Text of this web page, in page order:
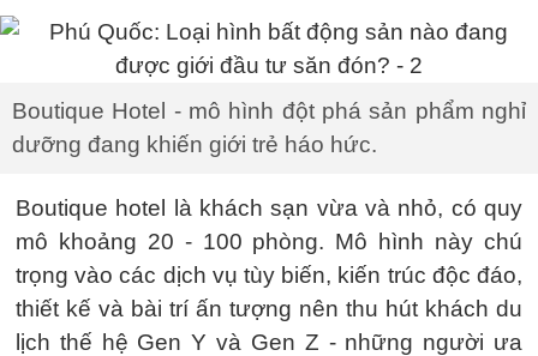
Boutique Hotel - mô hình đột phá sản phẩm nghỉ
dưỡng đang khiến giới trẻ háo hức.
Boutique hotel là khách sạn vừa và nhỏ, có quy
mô khoảng 20 - 100 phòng. Mô hình này chú
trọng vào các dịch vụ tùy biến, kiến trúc độc đáo,
thiết kế và bài trí ấn tượng nên thu hút khách du
lịch thế hệ Gen Y và Gen Z - những người ưa